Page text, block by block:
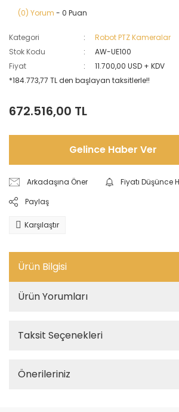
(0) Yorum - 0 Puan
Kategori
Robot PTZ Kameralar
Stok Kodu
AW-UE100
Fiyat
11.700,00 USD + KDV
*184.773,77 TL den başlayan taksitlerle!!
672.516,00 TL
Gelince Haber Ver
Arkadaşına Öner
Fiyatı Düşünce
Paylaş
Karşılaştır
Ürün Bilgisi
Ürün Yorumları
Taksit Seçenekleri
Önerileriniz